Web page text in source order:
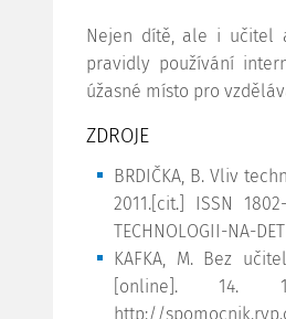
Nejen dítě, ale i učitel
pravidly používání
úžasné místo pro
ZDROJE
BRDIČKA, B. Vliv
2011.[cit.] ISSN
TECHNOLOGII-NA-
KAFKA, M. Bez
[online]. 14.
http://